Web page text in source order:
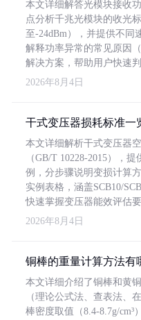
本文详细解答光模块接收
点分析千兆光模块的收光
至-24dBm），并提供不同
解释功率异常的常见原因
解决方案，帮助用户快速
2026年8月4日
干式变压器损耗标准一
本文详细解析干式变压器
（GB/T 10228-2015），
例，分步骤说明变损计算
实例表格，涵盖SCB10/
快速掌握变压器能效评估要
2026年8月4日
铜棒的重量计算方法有
本文详细介绍了铜棒和黄
（理论公式法、查表法、
棒密度取值（8.4-8.7g/